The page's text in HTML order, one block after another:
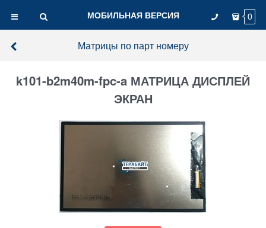
МОБИЛЬНАЯ ВЕРСИЯ 0
Матрицы по парт номеру
k101-b2m40m-fpc-a МАТРИЦА ДИСПЛЕЙ
ЭКРАН